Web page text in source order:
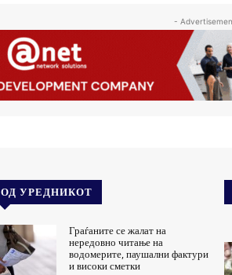
-
ОД УРЕДНИКОТ
Граѓаните се жалат на
нередовно читање на
водомерите, паушални фактури
и високи сметки